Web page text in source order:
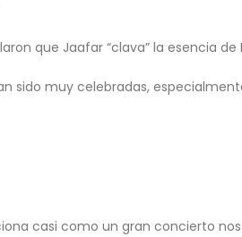
que Jaafar “clava” la esencia
sido muy celebradas,
casi como un gran concierto